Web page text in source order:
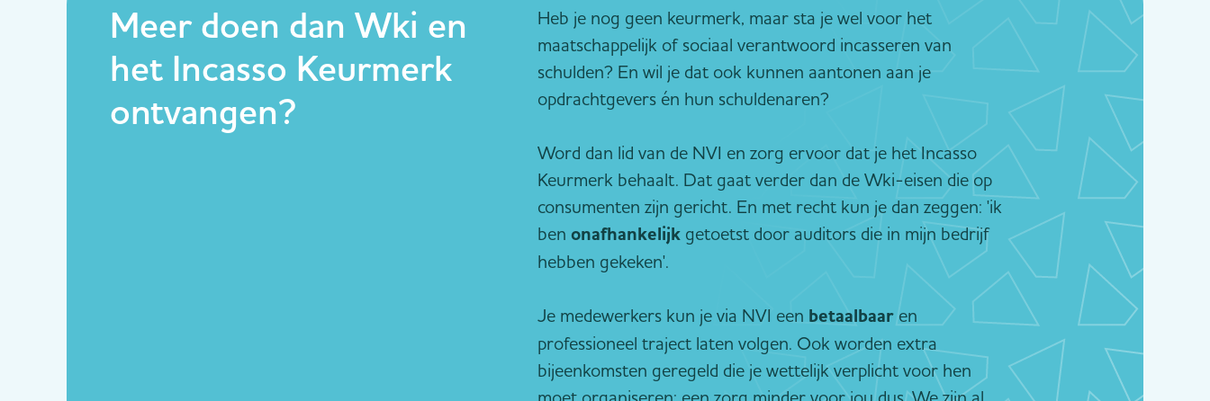
Meer doen dan Wki en
het Incasso Keurmerk
ontvangen?
Heb je nog geen keurmerk, maar sta je wel voor het
maatschappelijk of sociaal verantwoord incasseren van
schulden? En wil je dat ook kunnen aantonen aan je
opdrachtgevers én hun schuldenaren?
Word dan lid van de NVI en zorg ervoor dat je het Incasso
Keurmerk behaalt. Dat gaat verder dan de Wki-eisen die op
consumenten zijn gericht. En met recht kun je dan zeggen: 'ik
ben onafhankelijk getoetst door auditors die in mijn bedrijf
hebben gekeken'.
Je medewerkers kun je via NVI een betaalbaaren
professioneel traject laten volgen. Ook worden extra
bijeenkomsten geregeld die je wettelijk verplicht voor hen